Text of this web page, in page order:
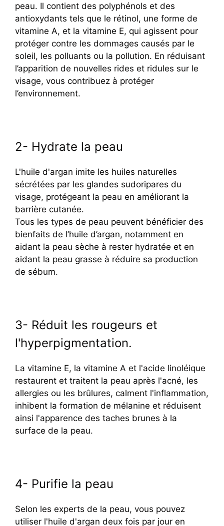
peau. Il contient des polyphénols et des
antioxydants tels que le rétinol, une forme de
vitamine A, et la vitamine E, qui agissent pour
protéger contre les dommages causés par le
soleil, les polluants ou la pollution. En réduisant
l’apparition de nouvelles rides et ridules sur le
visage, vous contribuez à protéger
l’environnement.
2- Hydrate la peau
L'huile d'argan imite les huiles naturelles
sécrétées par les glandes sudoripares du
visage, protégeant la peau en améliorant la
barrière cutanée.
Tous les types de peau peuvent bénéficier des
bienfaits de l’huile d’argan, notamment en
aidant la peau sèche à rester hydratée et en
aidant la peau grasse à réduire sa production
de sébum.
3- Réduit les rougeurs et
l'hyperpigmentation.
La vitamine E, la vitamine A et l'acide linoléique
restaurent et traitent la peau après l'acné, les
allergies ou les brûlures, calment l'inflammation,
inhibent la formation de mélanine et réduisent
ainsi l'apparence des taches brunes à la
surface de la peau.
4- Purifie la peau
Selon les experts de la peau, vous pouvez
utiliser l'huile d'argan deux fois par jour en